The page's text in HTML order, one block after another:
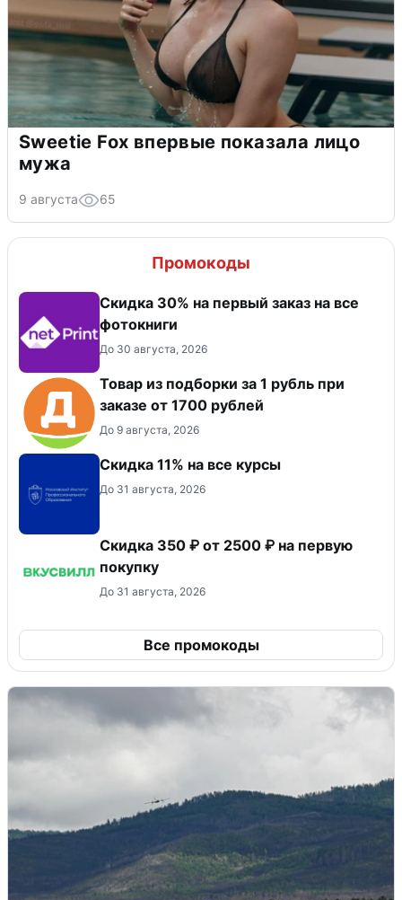
Sweetie Fox впервые показала лицо
мужа
9 августа 65
Промокоды
Cкидка 30% на первый заказ на все
фотокниги
До 30 августа, 2026
Товар из подборки за 1 рубль при
заказе от 1700 рублей
До 9 августа, 2026
Скидка 11% на все курсы
До 31 августа, 2026
Скидка 350 ₽ от 2500 ₽ на первую
покупку
До 31 августа, 2026
Все промокоды